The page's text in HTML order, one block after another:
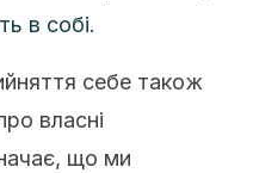
в собі.
себе також
власні
що ми